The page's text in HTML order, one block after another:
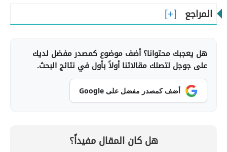
المراجع
هل يعجبك محتوانا؟ أضف موضوع كمصدر مفضل لديك
على جوجل لتصلك مقالاتنا أولاً بأول في نتائج البحث.
أضف كمصدر مفضل على Google
هل كان المقال مفيداً؟